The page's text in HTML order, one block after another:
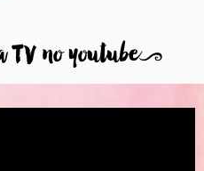
TV no youtube9